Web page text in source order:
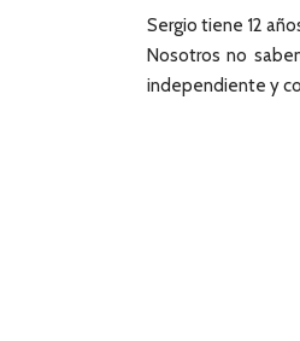
Sergio tiene 12
Nosotros no
independiente y